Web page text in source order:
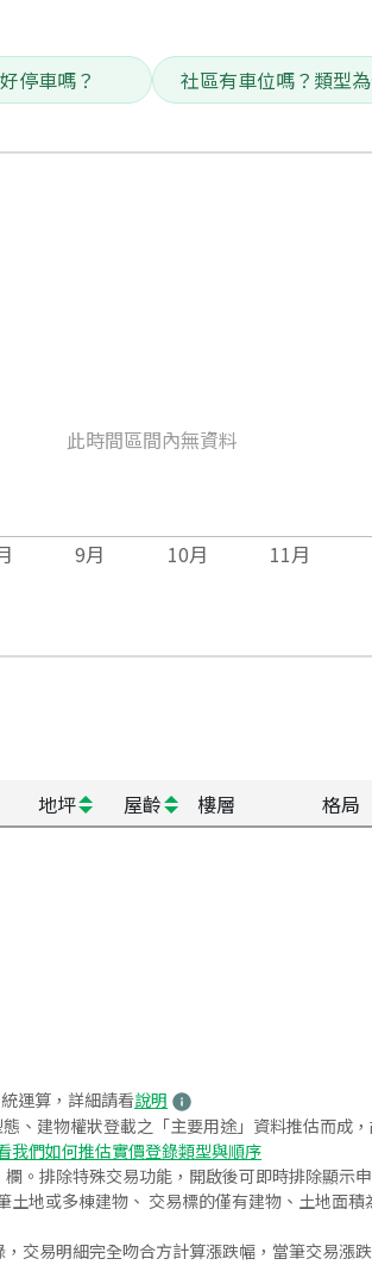
停車嗎？ 社區有車位嗎？類型
此時間區間內無資料
9月 10月 11月
地坪 屋齡 樓層 格局
運算，詳細請看說明
、建物權狀登載之「主要用途」資料推估而成
我們如何推估實價登錄類型與順序
。排除特殊交易功能，開啟後可即時排除顯示
地或多棟建物、 交易標的僅有建物、土地面積
交易明細完全吻合方計算漲跌幅，當筆交易漲